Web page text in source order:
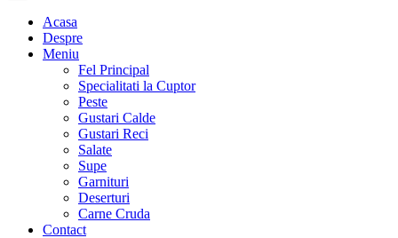
Acasa
Despre
Meniu
Fel Principal
Specialitati la Cuptor
Peste
Gustari Calde
Gustari Reci
Salate
Supe
Garnituri
Deserturi
Carne Cruda
Contact